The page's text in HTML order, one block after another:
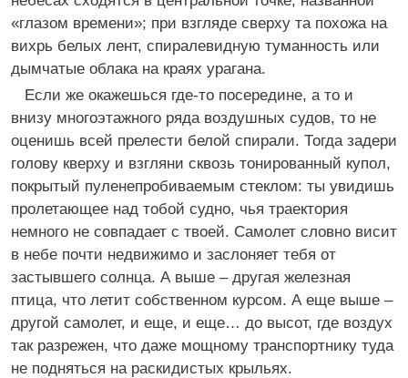
«глазом времени»; при взгляде сверху та похожа на
вихрь белых лент, спиралевидную туманность или
дымчатые облака на краях урагана.
Если же окажешься где-то посередине, а то и
внизу многоэтажного ряда воздушных судов, то не
оценишь всей прелести белой спирали. Тогда задери
голову кверху и взгляни сквозь тонированный купол,
покрытый пуленепробиваемым стеклом: ты увидишь
пролетающее над тобой судно, чья траектория
немного не совпадает с твоей. Самолет словно висит
в небе почти недвижимо и заслоняет тебя от
застывшего солнца. А выше – другая железная
птица, что летит собственном курсом. А еще выше –
другой самолет, и еще, и еще… до высот, где воздух
так разрежен, что даже мощному транспортнику туда
не подняться на раскидистых крыльях.